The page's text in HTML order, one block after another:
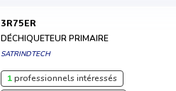
3R75ER
DÉCHIQUETEUR PRIMAIRE
SATRINDTECH
1professionnels intéressés